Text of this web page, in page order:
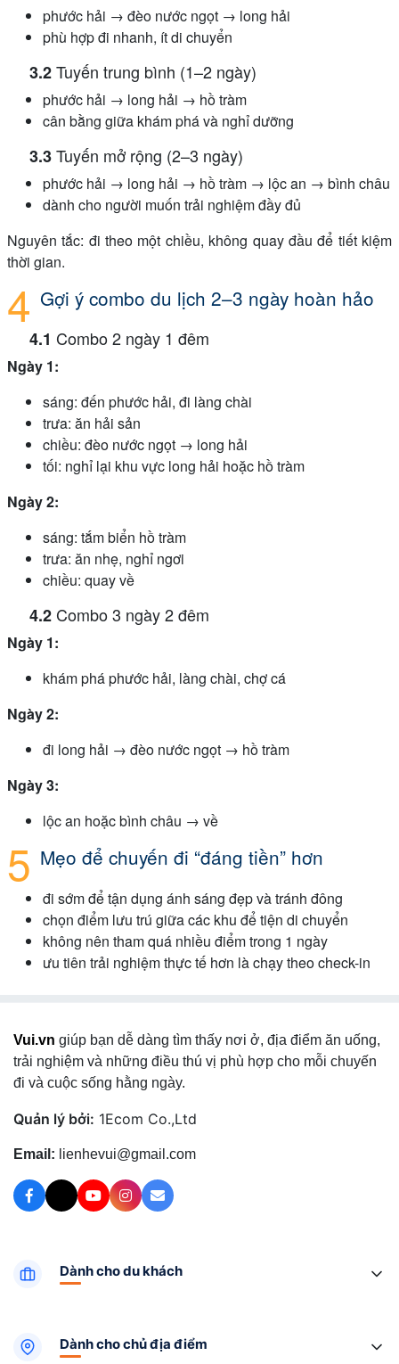
phước hải → đèo nước ngọt → long hải
phù hợp đi nhanh, ít di chuyển
Tuyến trung bình (1–2 ngày)
phước hải → long hải → hồ tràm
cân bằng giữa khám phá và nghỉ dưỡng
Tuyến mở rộng (2–3 ngày)
phước hải → long hải → hồ tràm → lộc an → bình châu
dành cho người muốn trải nghiệm đầy đủ
Nguyên tắc: đi theo một chiều, không quay đầu để tiết kiệm
thời gian.
Gợi ý combo du lịch 2–3 ngày hoàn hảo
Combo 2 ngày 1 đêm
Ngày 1:
sáng: đến phước hải, đi làng chài
trưa: ăn hải sản
chiều: đèo nước ngọt → long hải
tối: nghỉ lại khu vực long hải hoặc hồ tràm
Ngày 2:
sáng: tắm biển hồ tràm
trưa: ăn nhẹ, nghỉ ngơi
chiều: quay về
Combo 3 ngày 2 đêm
Ngày 1:
khám phá phước hải, làng chài, chợ cá
Ngày 2:
đi long hải → đèo nước ngọt → hồ tràm
Ngày 3:
lộc an hoặc bình châu → về
Mẹo để chuyến đi “đáng tiền” hơn
đi sớm để tận dụng ánh sáng đẹp và tránh đông
chọn điểm lưu trú giữa các khu để tiện di chuyển
không nên tham quá nhiều điểm trong 1 ngày
ưu tiên trải nghiệm thực tế hơn là chạy theo check-in
Vui.vn giúp bạn dễ dàng tìm thấy nơi ở, địa điểm ăn uống,
trải nghiệm và những điều thú vị phù hợp cho mỗi chuyến
đi và cuộc sống hằng ngày.
Quản lý bởi: 1Ecom Co.,Ltd
Email: lienhevui@gmail.com
Dành cho du khách
Dành cho chủ địa điểm